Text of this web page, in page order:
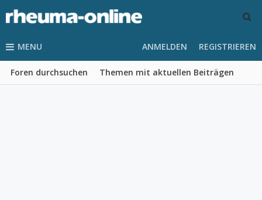
MENU
Foren durchsuchen Themen mit aktuellen Beiträgen
ANMELDEN REGISTRIEREN